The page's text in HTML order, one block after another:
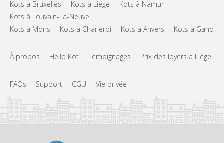
Kots à Bruxelles Kots à Liège
Kots à Namur
Kots à Louvain-La-Neuve
Kots à Mons
Kots à Charleroi Kots à Anvers Kots à Gand
À propos Hello Kot Témoignages Prix des loyers à Liège
FAQs Support CGU Vie privée